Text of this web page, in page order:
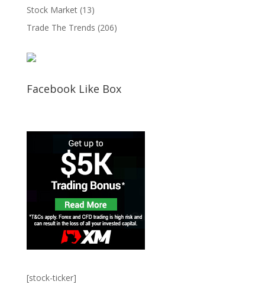
Stock Market(13)
Trade The Trends (206)
Facebook Like Box
[stock-ticker]